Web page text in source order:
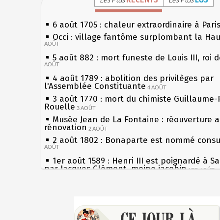
6 août 1705 : chaleur extraordinaire à Paris
Occi : village fantôme surplombant la
AOÛT
5 août 882 : mort funeste de Louis III, roi
AOÛT
4 août 1789 : abolition des privilèges par
l'Assemblée Constituante 4 AOÛT
3 août 1770 : mort du chimiste Guillaume-
Rouelle 3 AOÛT
Musée Jean de La Fontaine : réouverture
rénovation 2 AOÛT
2 août 1802 : Bonaparte est nommé
AOÛT
1er août 1589 : Henri III est poignardé à
par Jacques Clément, moine jacobin 1ER AOÛT
Chocolat Poulain 30 JUILLET
les siècles
27 mai 1610 : supplice de François